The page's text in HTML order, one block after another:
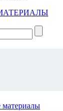
материалы